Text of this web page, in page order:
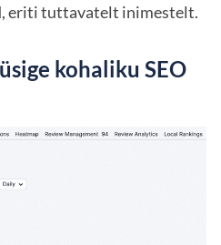
eriti tuttavatelt inimestelt.
kohaliku SEO